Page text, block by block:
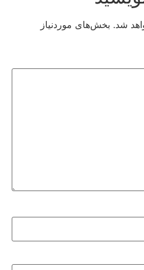
شد. بخش‌های موردنیاز